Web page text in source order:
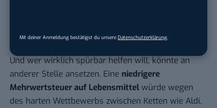
Mit deiner Anmeldung bestätigst du unsere Datenschutzerklärung.
Deckelung der Energiesteuer ab einem bestimmten
Spritpreis.
Und wer wirklich spürbar helfen will, könnte an
anderer Stelle ansetzen. Eine niedrigere
Mehrwertsteuer auf Lebensmittel würde wegen
des harten Wettbewerbs zwischen Ketten wie Aldi,